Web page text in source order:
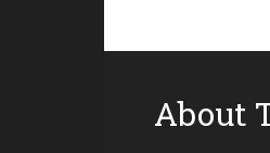
About